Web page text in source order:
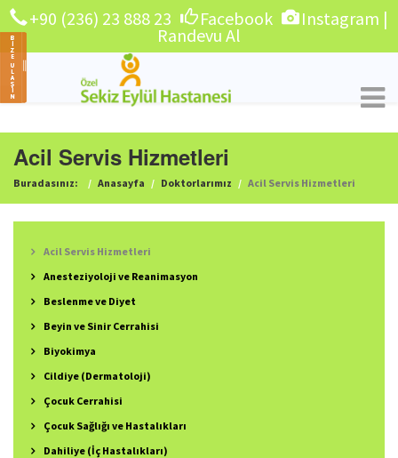
+90 (236) 23 888 23 Facebook Instagram |
Randevu Al
Acil Servis Hizmetleri
Buradasınız: Anasayfa Doktorlarımız Acil Servis Hizmetleri
Acil Servis Hizmetleri
Anesteziyoloji ve Reanimasyon
Beslenme ve Diyet
Beyin ve Sinir Cerrahisi
Biyokimya
Cildiye (Dermatoloji)
Çocuk Cerrahisi
Çocuk Sağlığı ve Hastalıkları
Dahiliye (İç Hastalıkları)